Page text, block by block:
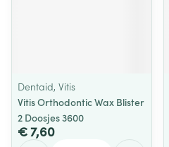
Dentaid, Vitis
Vitis Orthodontic Wax Blister
2 Doosjes 3600
€ 7,60